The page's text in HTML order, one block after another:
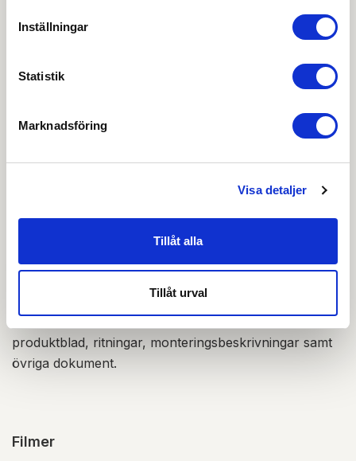
Inställningar
Statistik
Marknadsföring
Visa detaljer
Tillåt alla
Tillåt urval
Urtagsritning Låshus PDF
löpande med att säkerställa att våra dokument är så
Skapa konto Logga in
Skapa inloggning, bli företagskund eller logga in för att
produktblad, ritningar, monteringsbeskrivningar samt
övriga dokument.
Filmer